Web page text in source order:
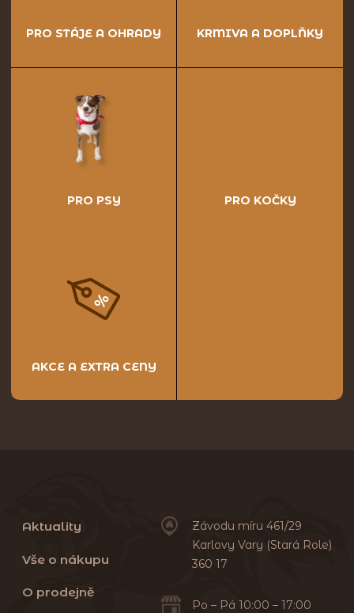
PRO STÁJE A OHRADY KRMIVA A DOPLŇKY
PRO PSY PRO KOČKY
AKCE A EXTRA CENY
Aktuality
Vše o nákupu
O prodejně
Závodu míru 461/29
Karlovy Vary (Stará Role)
360 17
Po – Pá 10:00 – 17:00